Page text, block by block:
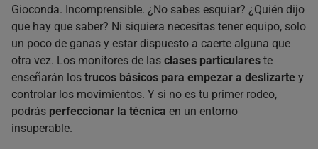
Gioconda. Incomprensible. ¿No sabes esquiar? ¿Quién dijo
que hay que saber? Ni siquiera necesitas tener equipo, solo
un poco de ganas y estar dispuesto a caerte alguna que
otra vez. Los monitores de las clases particulares te
enseñarán los trucos básicos para empezar a deslizarte y
controlar los movimientos. Y si no es tu primer rodeo,
podrás perfeccionar la técnica en un entorno
insuperable.